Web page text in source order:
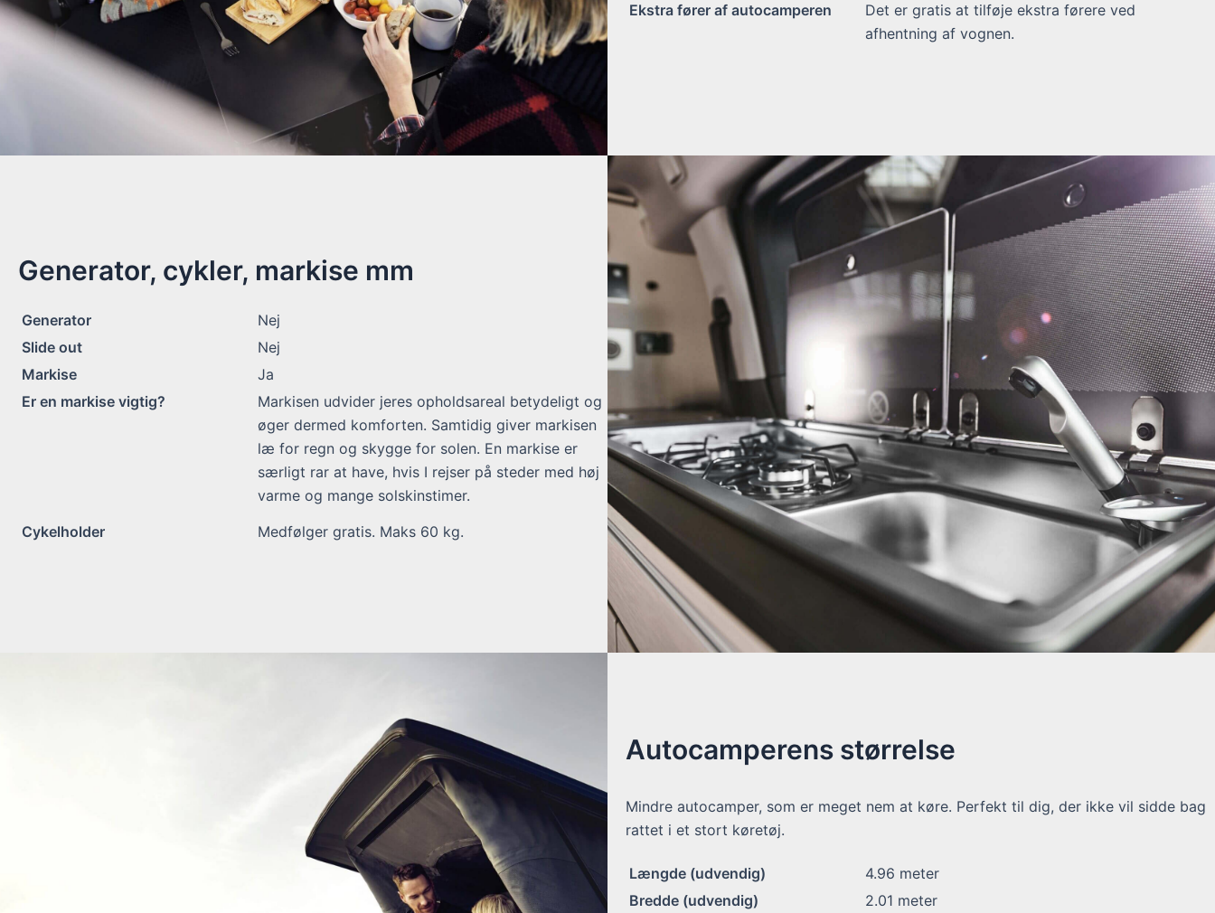
Ekstra fører af autocamperen
Det er gratis at tilføje ekstra førere ved
afhentning af vognen.
Generator, cykler, markise mm
Generator
Nej
Slide out
Nej
Markise
Ja
Er en markise vigtig?
Markisen udvider jeres opholdsareal betydeligt og
øger dermed komforten. Samtidig giver markisen
læ for regn og skygge for solen. En markise er
særligt rar at have, hvis I rejser på steder med høj
varme og mange solskinstimer.
Cykelholder
Medfølger gratis. Maks 60 kg.
Autocamperens størrelse
Mindre autocamper, som er meget nem at køre. Perfekt til dig, der ikke vil sidde bag
rattet i et stort køretøj.
Længde (udvendig) 4.96 meter
Bredde (udvendig)
2.01 meter